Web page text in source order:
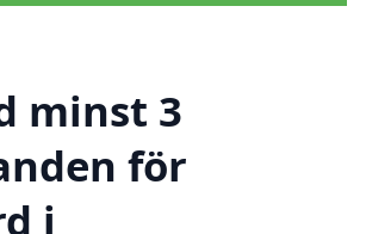
minst 3
för
i